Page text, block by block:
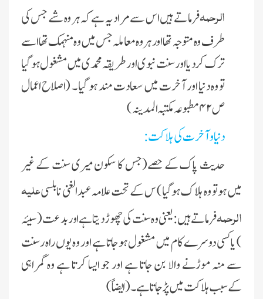
الرحمہفرماتے ہیں اس سے مراد یہ ہے کہ ہر وہ شے جس کی
طرف وہ متوجہ تھا اور ہر وہ معاملہ جس میں وہ منہمک تھا اسے
ترک کردیا اور سنت نبوی اور طریقہ محمدی میں مشغول ہو گیا
تو وہ دنیا اور آخرت میں سعادت مند ہو گیا ۔ (اصلاح اعمال
ص ۴۲ مطبوعہ مکتبہ المدینہ )
دنیا و آخرت کی ہلاکت :
حدیث پاک کے حصے(جس کا سکون میری سنت کے غیر
میں ہو تو وہ ہلا ک ہوگیا) س کے تحت علامہ عبدالغنی نابلسیعلیہ
الرحمہفرماتے ہیں : یعنی وہ سنت کی چھوڑ دیتا ہے اور بدعت (سیئہ
) یا کسی دوسرے کام میں مشغول ہوجاتا ہےاور وہ یوں راہ رسنت
سے منہ موڑنے والا بن جاتا ہے اور جو ایسا کرتا ہے وہ گمراہی
کےسبب ہلاکت میں پڑ جاتا ہے ۔(ایضاً)